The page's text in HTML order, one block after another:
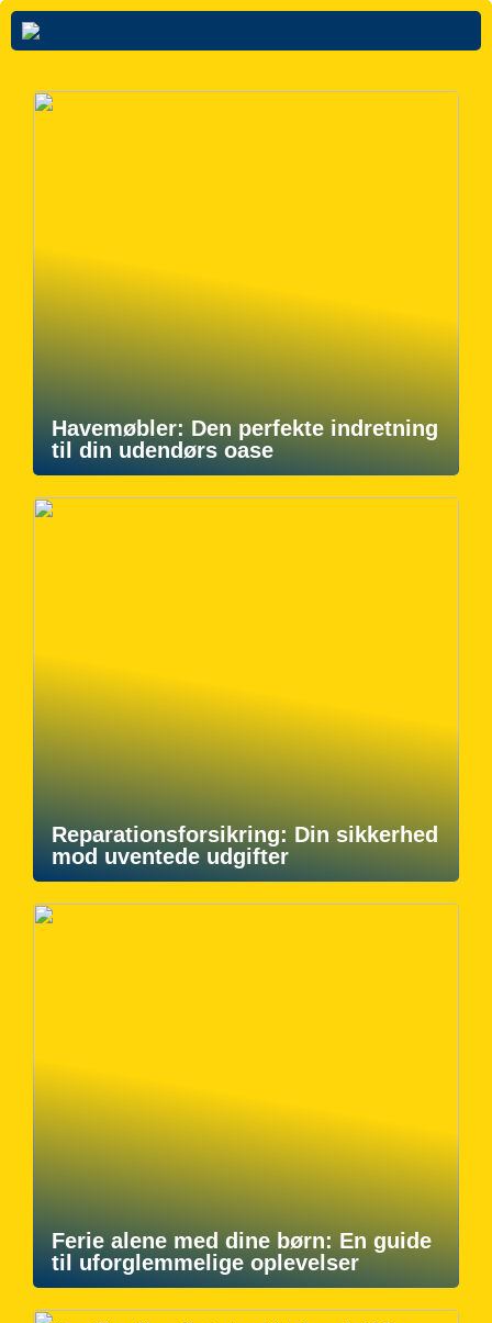
Havemøbler: Den perfekte indretning
til din udendørs oase
Reparationsforsikring: Din sikkerhed
mod uventede udgifter
Ferie alene med dine børn: En guide
til uforglemmelige oplevelser